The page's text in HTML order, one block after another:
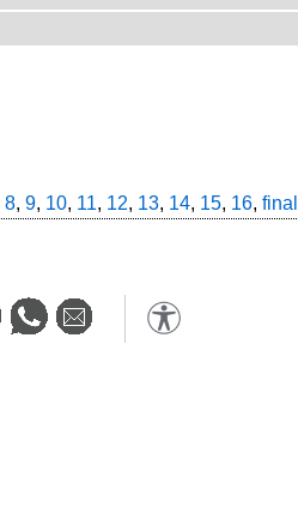
8, 9, 10, 11, 12, 13, 14, 15, 16, final